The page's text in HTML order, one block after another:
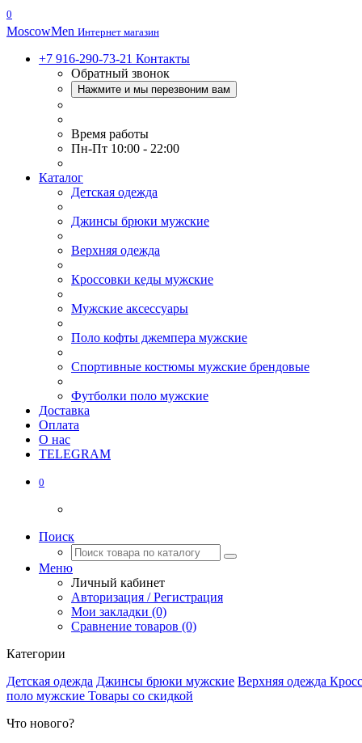
0
MoscowMen Интернет магазин
+7 916-290-73-21 Контакты
Обратный звонок
Нажмите и мы перезвоним вам
Время работы
Пн-Пт 10:00 - 22:00
Каталог
Детская одежда
Джинсы брюки мужские
Верхняя одежда
Кроссовки кеды мужские
Мужские аксессуары
Поло кофты джемпера мужские
Спортивные костюмы мужские брендовые
Футболки поло мужские
Доставка
Оплата
О нас
TELEGRAM
0
Поиск
Меню
Личный кабинет
Авторизация / Регистрация
Мои закладки (0)
Сравнение товаров (0)
Категории
Детская одежда Джинсы брюки мужские Верхняя одежда
поло мужские Товары со скидкой
Что нового?